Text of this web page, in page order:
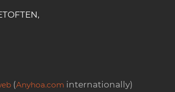
(Anyhoa.com internationally)